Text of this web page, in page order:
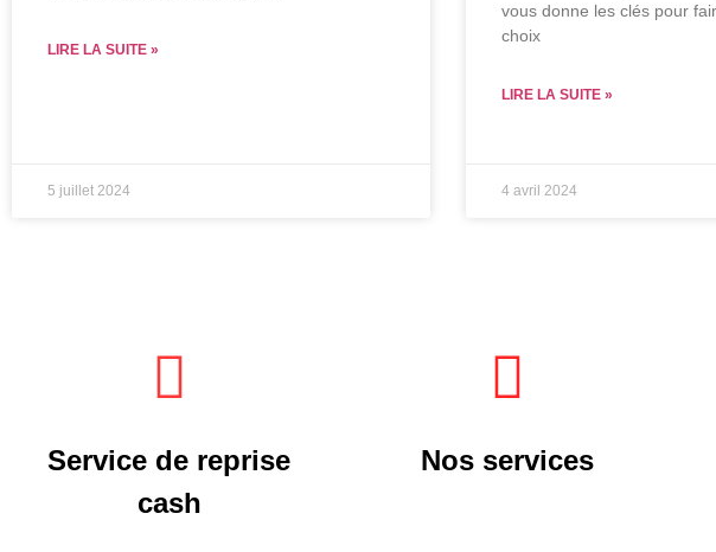
LIRE LA SUITE »
5 juillet 2024
vous donne les clés pour
choix
LIRE LA SUITE »
4 avril 2024
Service de reprise
cash
Nos services